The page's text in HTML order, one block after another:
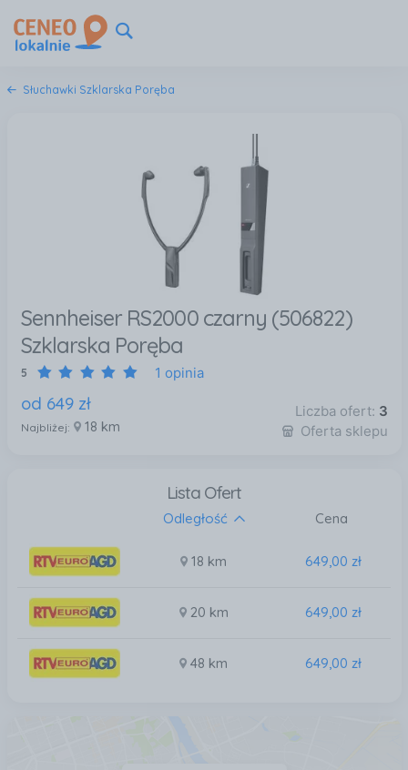
Słuchawki Szklarska Poręba
Sennheiser RS2000 czarny (506822)
Szklarska Poręba
5 1 opinia
od 649 zł
Najbliżej: 18 km
Liczba ofert: 3
Oferta sklepu
Lista Ofert
Odległość Cena
18 km 649,00 zł
20 km 649,00 zł
48 km 649,00 zł